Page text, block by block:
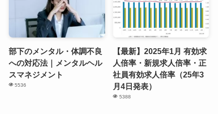
部下のメンタル・体調不良
への対応法｜メンタルヘル
スマネジメント
5536
【最新】2025年1月 有効求
人倍率・新規求人倍率・正
社員有効求人倍率（25年3
月4日発表）
5388